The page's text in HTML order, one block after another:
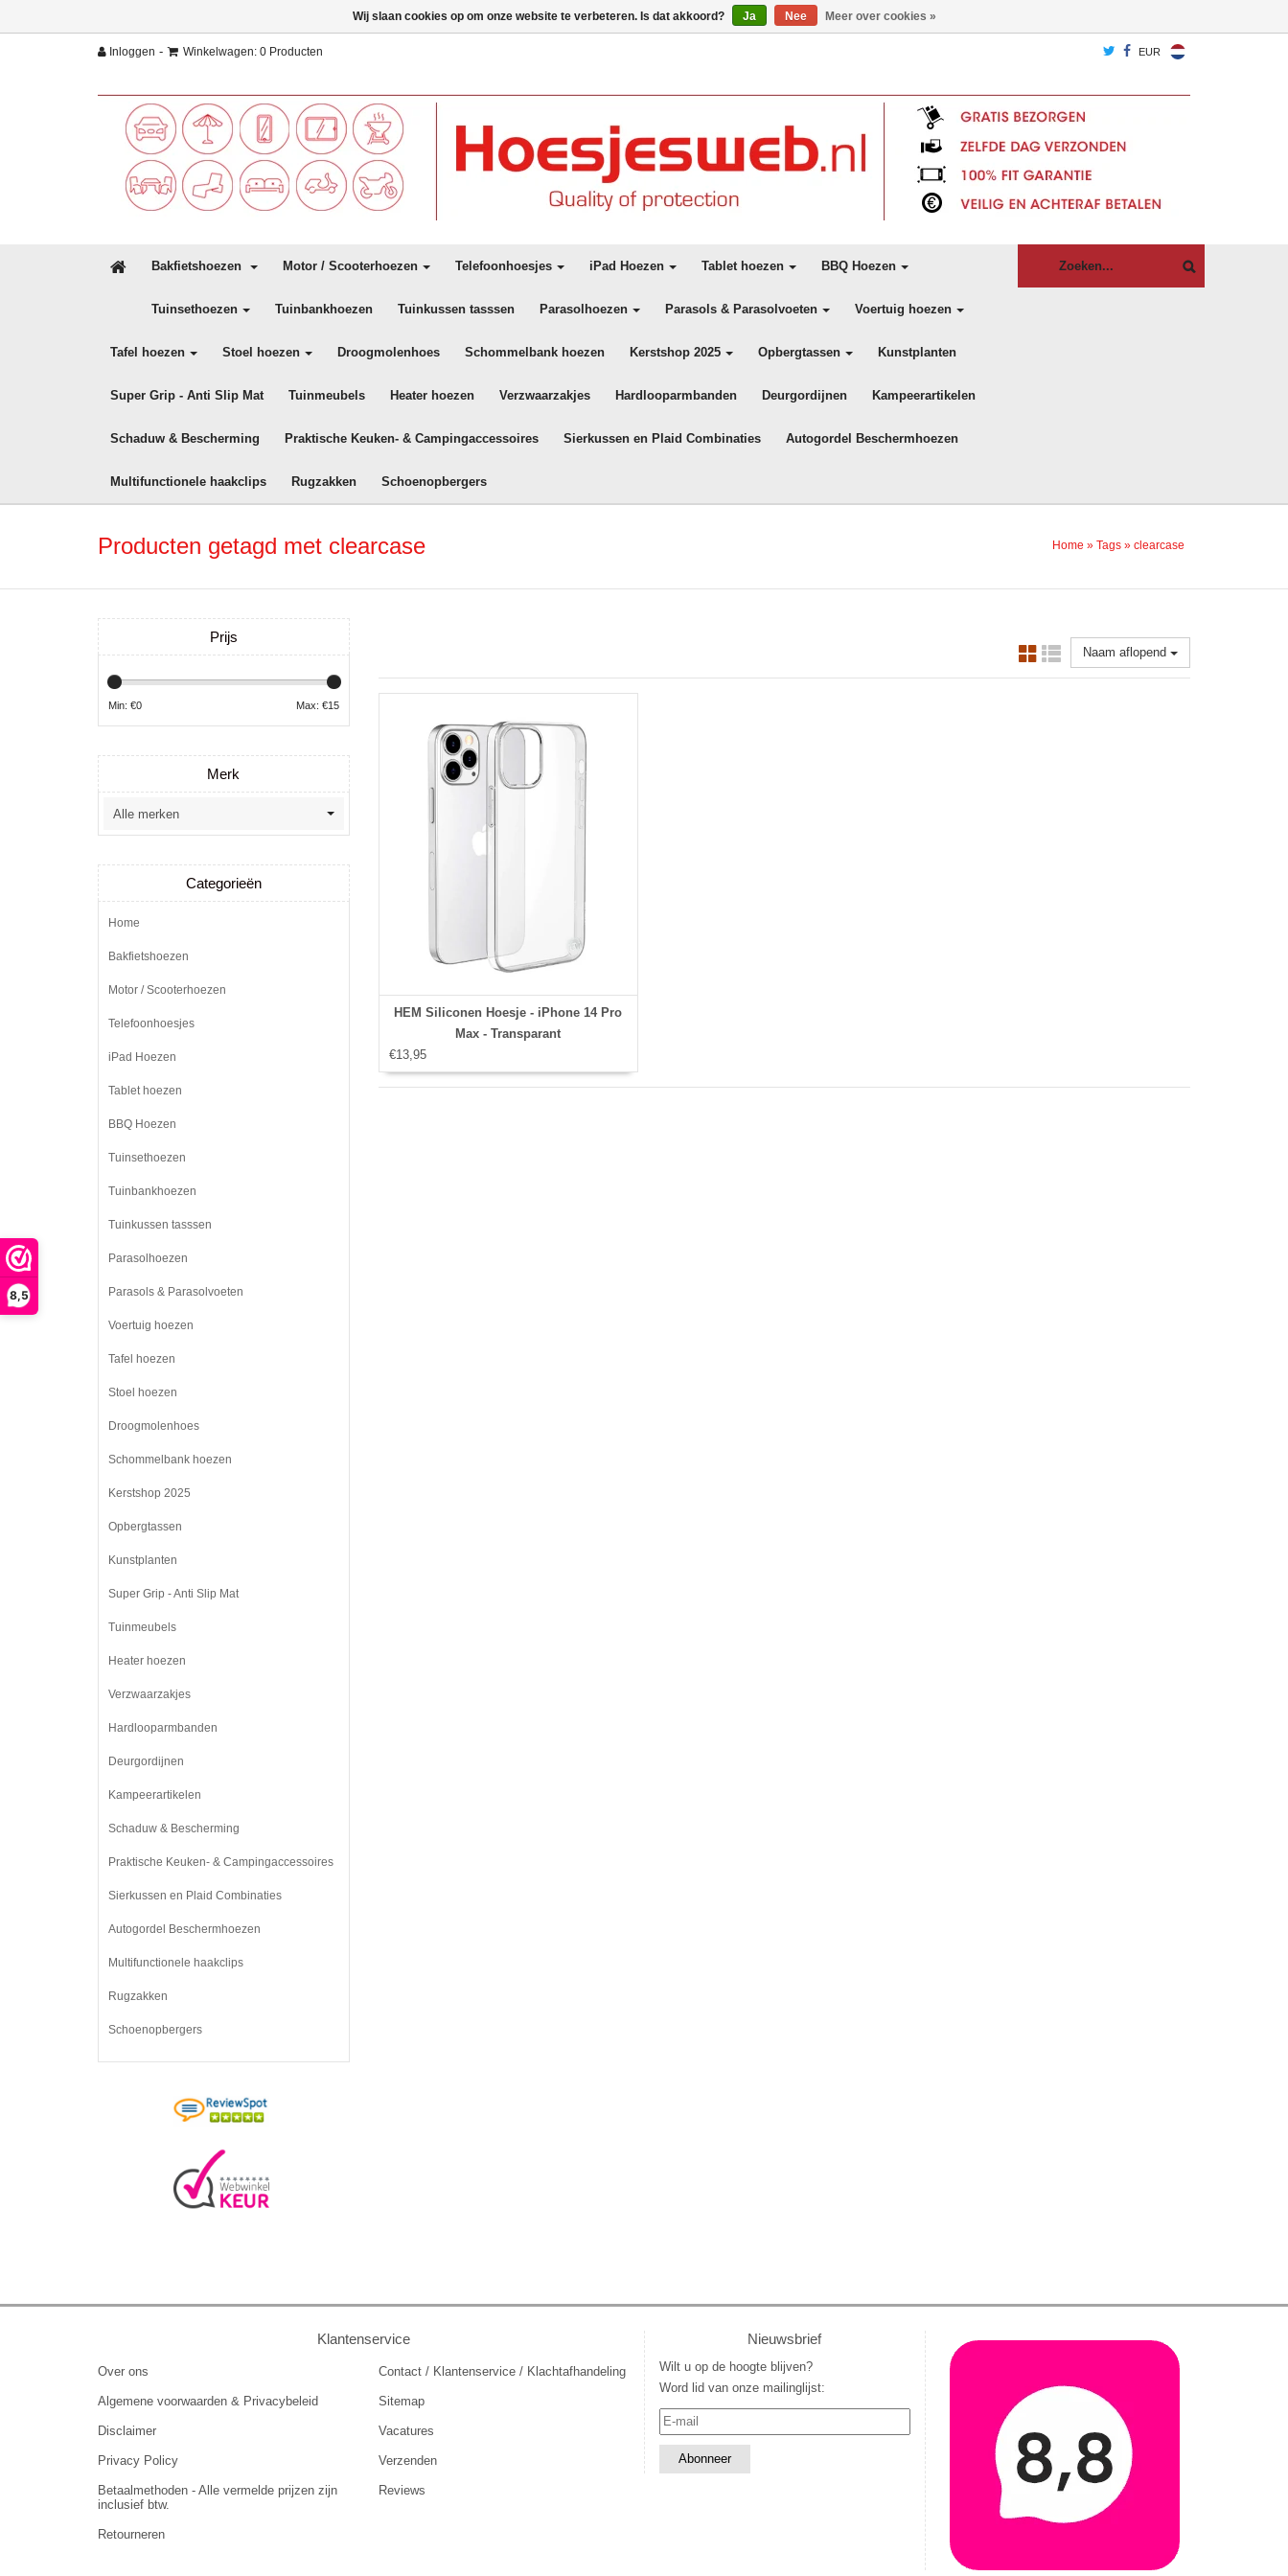
8,5
Inloggen - Winkelwagen: 0 Producten EUR
Bakfietshoezen Motor / Scooterhoezen Telefoonhoesjes iPad Hoezen Tablet hoezen BBQ Hoezen
Tuinsethoezen Tuinbankhoezen Tuinkussen tasssen Parasolhoezen Parasols & Parasolvoeten Voertuig hoezen
Tafel hoezen Stoel hoezen Droogmolenhoes Schommelbank hoezen Kerstshop 2025 Opbergtassen Kunstplanten
Super Grip - Anti Slip Mat Tuinmeubels Heater hoezen Verzwaarzakjes Hardlooparmbanden Deurgordijnen Kampeerartikelen
Schaduw & Bescherming Praktische Keuken- & Campingaccessoires Sierkussen en Plaid Combinaties Autogordel Beschermhoezen
Multifunctionele haakclips Rugzakken Schoenopbergers
Producten getagd met clearcase Home » Tags » clearcase
Naam aflopend
HEM Siliconen Hoesje - iPhone 14 Pro
Max - Transparant
€13,95
Prijs
Min: €0 Max: €15
Merk
Categorieën
Home
Bakfietshoezen
Motor / Scooterhoezen
Telefoonhoesjes
iPad Hoezen
Tablet hoezen
BBQ Hoezen
Tuinsethoezen
Tuinbankhoezen
Tuinkussen tasssen
Parasolhoezen
Parasols & Parasolvoeten
Voertuig hoezen
Tafel hoezen
Stoel hoezen
Droogmolenhoes
Schommelbank hoezen
Kerstshop 2025
Opbergtassen
Kunstplanten
Super Grip - Anti Slip Mat
Tuinmeubels
Heater hoezen
Verzwaarzakjes
Hardlooparmbanden
Deurgordijnen
Kampeerartikelen
Schaduw & Bescherming
Praktische Keuken- & Campingaccessoires
Sierkussen en Plaid Combinaties
Autogordel Beschermhoezen
Multifunctionele haakclips
Rugzakken
Schoenopbergers
Klantenservice
Over ons
Algemene voorwaarden & Privacybeleid
Disclaimer
Privacy Policy
Betaalmethoden - Alle vermelde prijzen zijn
inclusief btw.
Retourneren
Contact / Klantenservice / Klachtafhandeling
Sitemap
Vacatures
Verzenden
Reviews
Nieuwsbrief
Wilt u op de hoogte blijven?
Word lid van onze mailinglijst:
Wij slaan cookies op om onze website te verbeteren. Is dat akkoord? Ja Nee Meer over cookies »